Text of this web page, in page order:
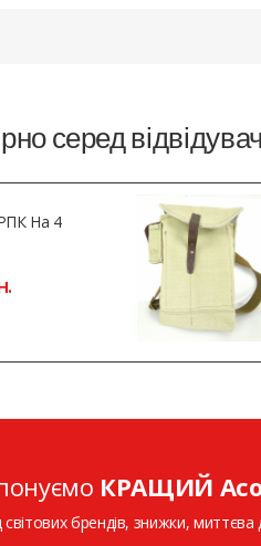
серед
На 4
КРАЩИЙ
світових брендів, знижки, миттєва